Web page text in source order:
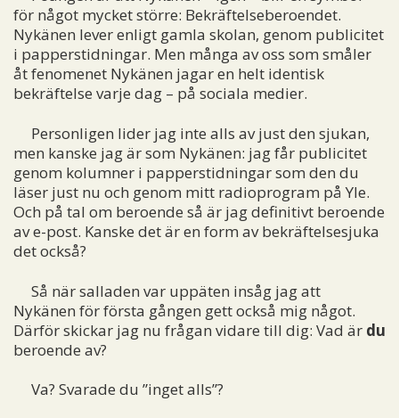
för något mycket större: Bekräftelseberoendet.
Nykänen lever enligt gamla skolan, genom publicitet
i papperstidningar. Men många av oss som småler
åt fenomenet Nykänen jagar en helt identisk
bekräftelse varje dag – på sociala medier.
Personligen lider jag inte alls av just den sjukan,
men kanske jag är som Nykänen: jag får publicitet
genom kolumner i papperstidningar som den du
läser just nu och genom mitt radioprogram på Yle.
Och på tal om beroende så är jag definitivt beroende
av e-post. Kanske det är en form av bekräftelsesjuka
det också?
Så när salladen var uppäten insåg jag att
Nykänen för första gången gett också mig något.
Därför skickar jag nu frågan vidare till dig: Vad är du
beroende av?
Va? Svarade du ”inget alls”?